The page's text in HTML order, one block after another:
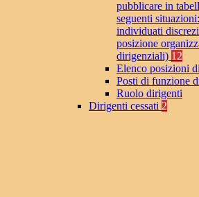
pubblicare in
seguenti
individuati
posizione
dirigenziali) 12
Elenco posizioni
Posti di funzione
Ruolo dirigenti
Dirigenti cessati 2